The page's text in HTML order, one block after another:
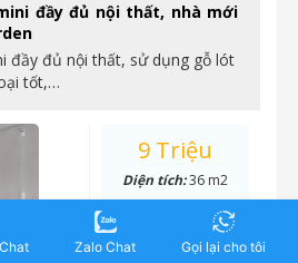
đầy đủ nội thất, nhà mới
đầy đủ nội thất, sử dụng gỗ lót
tốt,…
9 Triệu
Diện tích:36 m2
Ngày đăng: 29-05-2018
Zalo Chat Gọi lại cho tôi